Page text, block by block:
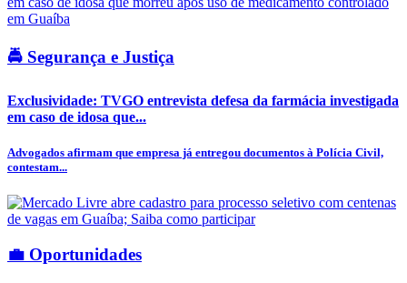
🚔 Segurança e Justiça
Exclusividade: TVGO entrevista defesa da farmácia investigada
em caso de idosa que...
Advogados afirmam que empresa já entregou documentos à Polícia Civil,
contestam...
💼 Oportunidades